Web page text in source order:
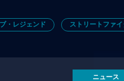
・レジェンド ストリートファ
ニュース